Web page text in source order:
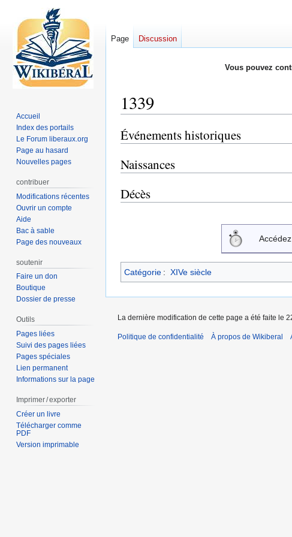
Vous pouvez
1339
Aller
à
la
navigation
Aller
à
la
recherche
Événements historiques
Naissances
Décès
Catégorie : XIVe siècle
Page Discussion
Accueil
Index des portails
Le Forum liberaux.org
Page au hasard
Nouvelles pages
contribuer
Modifications récentes
Ouvrir un compte
Aide
Bac à sable
Page des nouveaux
soutenir
Faire un don
Boutique
Dossier de presse
Outils
Pages liées
Suivi des pages liées
Pages spéciales
Lien permanent
Informations sur la page
Imprimer / exporter
Créer un livre
Télécharger comme
PDF
Version imprimable
La dernière modification de cette page a été faite le
Politique de confidentialité À propos de Wikiberal